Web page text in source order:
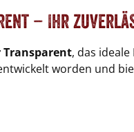
– Ihr
Transparent, das
worden und